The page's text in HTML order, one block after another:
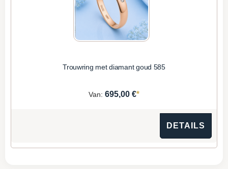
Trouwring met diamant goud 585
Van: 695,00 €*
DETAILS